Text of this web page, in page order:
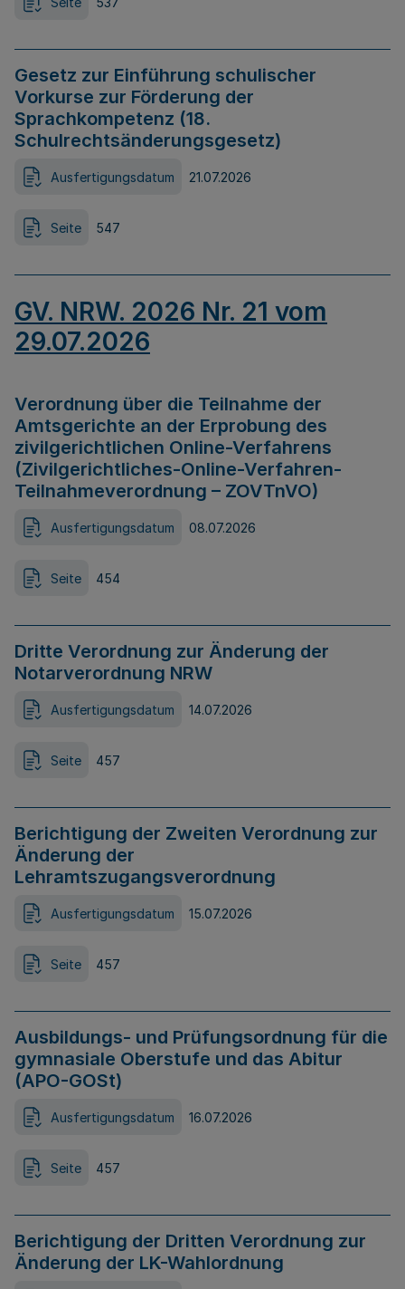
Gesetz zur Einführung schulischer
Vorkurse zur Förderung der
Sprachkompetenz (18.
Schulrechtsänderungsgesetz)
Ausfertigungsdatum 21.07.2026
Seite 547
GV. NRW. 2026 Nr. 21 vom
29.07.2026
Verordnung über die Teilnahme der
Amtsgerichte an der Erprobung des
zivilgerichtlichen Online-Verfahrens
(Zivilgerichtliches-Online-Verfahren-
Teilnahmeverordnung – ZOVTnVO)
Ausfertigungsdatum 08.07.2026
Seite 454
Dritte Verordnung zur Änderung der
Notarverordnung NRW
Ausfertigungsdatum 14.07.2026
Seite 457
Berichtigung der Zweiten Verordnung zur
Änderung der
Lehramtszugangsverordnung
Ausfertigungsdatum 15.07.2026
Seite 457
Ausbildungs- und Prüfungsordnung für die
gymnasiale Oberstufe und das Abitur
(APO-GOSt)
Ausfertigungsdatum 16.07.2026
Seite 457
Berichtigung der Dritten Verordnung zur
Änderung der LK-Wahlordnung